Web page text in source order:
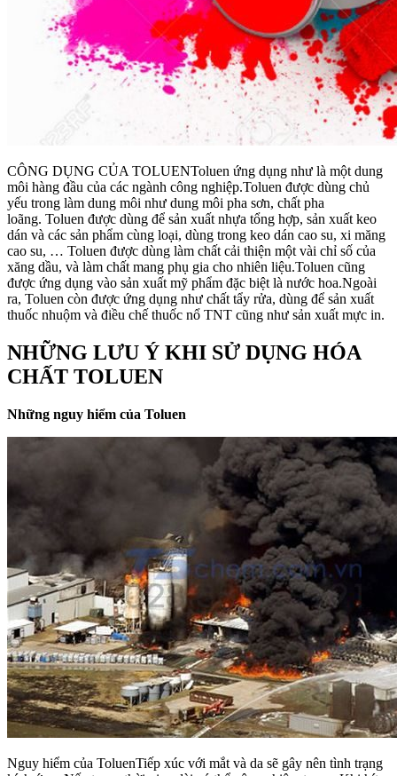
CÔNG DỤNG CỦA TOLUENToluen ứng dụng như là một dung
môi hàng đầu của các ngành công nghiệp.Toluen được dùng chủ
yếu trong làm dung môi như dung môi pha sơn, chất pha
loãng. Toluen được dùng để sản xuất nhựa tổng hợp, sản xuất keo
dán và các sản phẩm cùng loại, dùng trong keo dán cao su, xi măng
cao su, … Toluen được dùng làm chất cải thiện một vài chỉ số của
xăng dầu, và làm chất mang phụ gia cho nhiên liệu.Toluen cũng
được ứng dụng vào sản xuất mỹ phẩm đặc biệt là nước hoa.Ngoài
ra, Toluen còn được ứng dụng như chất tẩy rửa, dùng để sản xuất
thuốc nhuộm và điều chế thuốc nổ TNT cũng như sản xuất mực in.
NHỮNG LƯU Ý KHI SỬ DỤNG HÓA
CHẤT TOLUEN
Những nguy hiểm của Toluen
Nguy hiểm của ToluenTiếp xúc với mắt và da sẽ gây nên tình trạng